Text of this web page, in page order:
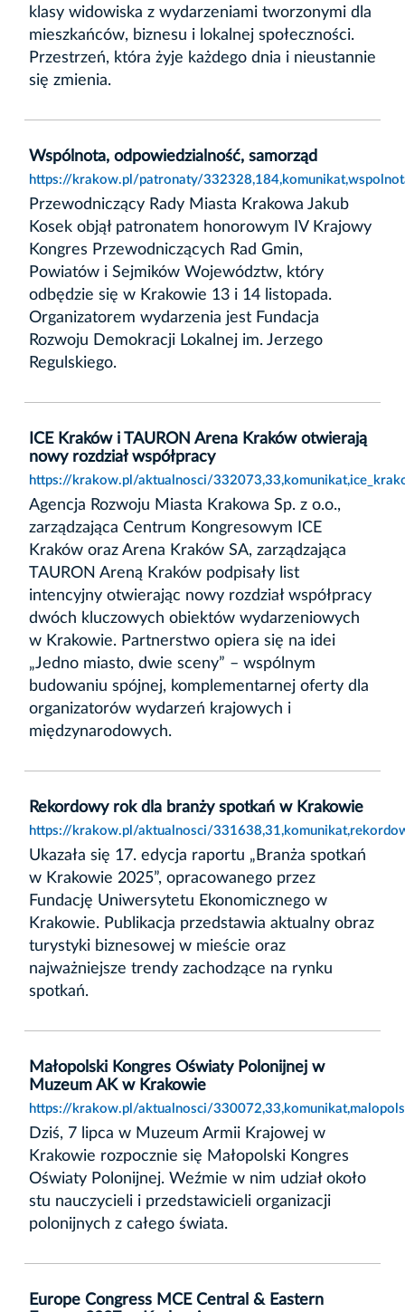
klasy widowiska z wydarzeniami tworzonymi dla
mieszkańców, biznesu i lokalnej społeczności.
Przestrzeń, która żyje każdego dnia i nieustannie
się zmienia.
Wspólnota, odpowiedzialność, samorząd
https://krakow.pl/patronaty/
Przewodniczący Rady Miasta Krakowa Jakub
Kosek objął patronatem honorowym IV Krajowy
Kongres Przewodniczących Rad Gmin,
Powiatów i Sejmików Województw, który
odbędzie się w Krakowie 13 i 14 listopada.
Organizatorem wydarzenia jest Fundacja
Rozwoju Demokracji Lokalnej im. Jerzego
Regulskiego.
ICE Kraków i TAURON Arena Kraków otwierają
nowy rozdział współpracy
https://krakow.pl/aktualnosci/
Agencja Rozwoju Miasta Krakowa Sp. z o.o.,
zarządzająca Centrum Kongresowym ICE
Kraków oraz Arena Kraków SA, zarządzająca
TAURON Areną Kraków podpisały list
intencyjny otwierając nowy rozdział współpracy
dwóch kluczowych obiektów wydarzeniowych
w Krakowie. Partnerstwo opiera się na idei
„Jedno miasto, dwie sceny” – wspólnym
budowaniu spójnej, komplementarnej oferty dla
organizatorów wydarzeń krajowych i
międzynarodowych.
Rekordowy rok dla branży spotkań w Krakowie
https://krakow.pl/aktualnosci/
Ukazała się 17. edycja raportu „Branża spotkań
w Krakowie 2025”, opracowanego przez
Fundację Uniwersytetu Ekonomicznego w
Krakowie. Publikacja przedstawia aktualny obraz
turystyki biznesowej w mieście oraz
najważniejsze trendy zachodzące na rynku
spotkań.
Małopolski Kongres Oświaty Polonijnej w
Muzeum AK w Krakowie
https://krakow.pl/aktualnosci/
Dziś, 7 lipca w Muzeum Armii Krajowej w
Krakowie rozpocznie się Małopolski Kongres
Oświaty Polonijnej. Weźmie w nim udział około
stu nauczycieli i przedstawicieli organizacji
polonijnych z całego świata.
Europe Congress MCE Central & Eastern